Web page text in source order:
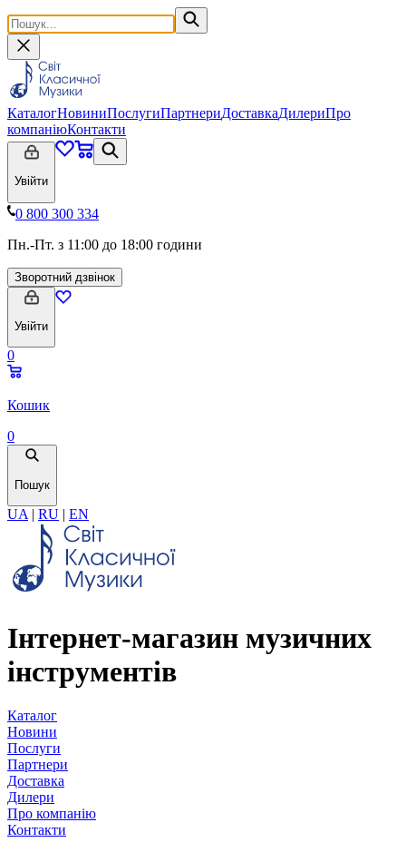
КаталогНовиниПослугиПартнериДоставкаДилериПро
компаніюКонтакти
Увійти
0 800 300 334
Пн.-Пт. з 11:00 до 18:00 години
Зворотний дзвінок
Увійти
0
Кошик
0
Пошук
UA | RU | EN
Інтернет-магазин музичних
інструментів
Каталог
Новини
Послуги
Партнери
Доставка
Дилери
Про компанію
Контакти